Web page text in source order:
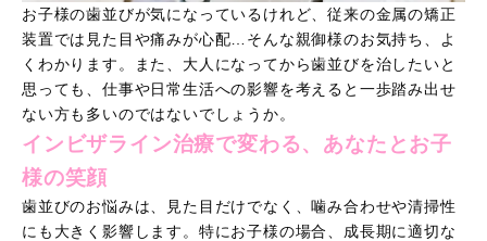
お子様の歯並びが気になっているけれど、従来の金属の矯正
装置では見た目や痛みが心配…そんな親御様のお気持ち、よ
くわかります。また、大人になってから歯並びを治したいと
思っても、仕事や日常生活への影響を考えると一歩踏み出せ
ない方も多いのではないでしょうか。
インビザライン治療で変わる、あなたとお子
様の笑顔
歯並びのお悩みは、見た目だけでなく、噛み合わせや清掃性
にも大きく影響します。特にお子様の場合、成長期に適切な